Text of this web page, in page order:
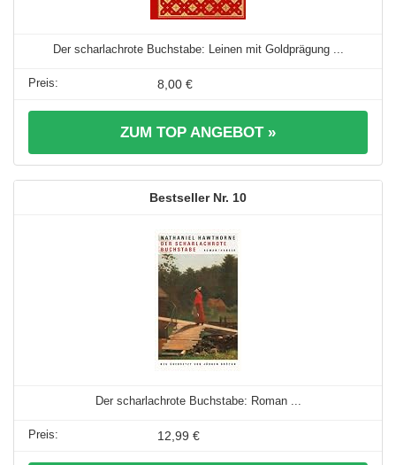
Der scharlachrote Buchstabe: Leinen mit Goldprägung ...
8,00 €
ZUM TOP ANGEBOT »
10
Der scharlachrote Buchstabe: Roman ...
12,99 €